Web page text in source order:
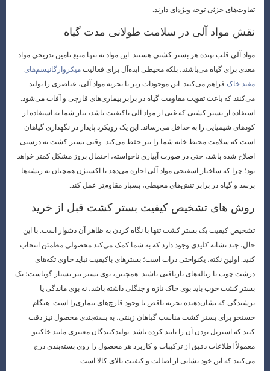
تفاوت‌های جزئی توجه ویژه‌ای دارند.
نقش مواد آلی در سلامت طولانی مدت گیاه
مواد آلی قلب تپنده هر بستر کشتی هستند. این مواد نه تنها منبع تامین تدریجی مواد
مغذی برای گیاه می‌باشند، بلکه محیطی ایده‌آل برای فعالیتمیکروارگانیسم‌های
مفید خاکفراهم می‌کنند. این موجودات ریز با تجزیه مواد آلی، عناصری را تولید
می‌کنند که باعث تقویت مقاومت گیاه در برابر بیماری‌های قارچی و آفات می‌شود.
استفاده از بستر کشتی که غنی از مواد آلی باکیفیت باشد، نیاز شما به استفاده از
کودهای شیمیایی را به حداقل می‌رساند. این یک رویکرد پایدار در نگهداری گیاهان
است که سلامت محیط خانه شما را نیز حفظ می‌کند. وقتی بستر کشت به درستی
اصلاح شده باشد، حتی در صورت آبیاری ناخواسته، احتمال بروز مشکل کمتر خواهد
بود؛ چرا که ساختار اسفنجی مواد آلی اجازه می‌دهد تا اکسیژن همچنان به ریشه‌ها
برسد و گیاه در برابر تنش‌های محیطی، بسیار مقاوم‌تر عمل کند.
روش های تشخیص کیفیت بستر کشت قبل از خرید
تشخیص کیفیت یک بستر کشت تنها با نگاه کردن به ظاهر آن دشوار است. با این
حال، چند نشانه کلیدی وجود دارد که به شما کمک می‌کند محصولی مطمئن انتخاب
کنید. اولین نکته، یکنواختی ذرات است؛ بسترهای باکیفیت نباید حاوی تکه‌های
درشت چوب یا زباله‌های بازیافتی باشند. همچنین، بوی بستر نیز بسیار گویاست؛ یک
بستر کشت خوب باید بوی خاک تازه و جنگلی داشته باشد، نه بوی ماندگی یا
ترشیدگی که نشان‌دهنده تجزیه ناقص یا وجود قارچ‌های بیماری‌زا است. هنگام
جستجو برای بستر کشت مناسب گیاهان زینتی، به بسته‌بندی محصول نیز دقت
کنید که استریل بودن آن را تایید کرده باشد. تولیدکنندگان معتبری مانند خاکینو
معمولاً اطلاعات دقیق از ترکیبات و کاربرد هر محصول را روی بسته‌بندی درج
می‌کنند که این خود نشانی از اصالت و کیفیت بالای کالا است.